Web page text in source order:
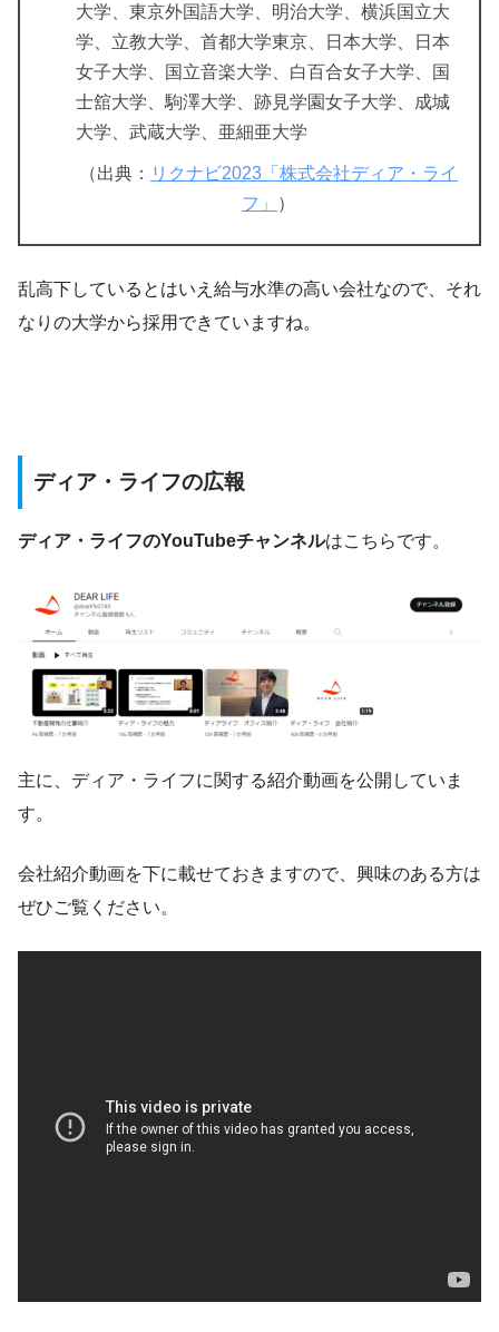
大学、東京外国語大学、明治大学、横浜国立大
学、立教大学、首都大学東京、日本大学、日本
女子大学、国立音楽大学、白百合女子大学、国
士舘大学、駒澤大学、跡見学園女子大学、成城
大学、武蔵大学、亜細亜大学
（出典： リクナビ2023「株式会社ディア・ライ
フ」
）
乱高下しているとはいえ給与水準の高い会社なので、それ
なりの大学から採用できていますね。
ディア・ライフの広報
ディア・ライフのYouTubeチャンネルはこちらです。
主に、ディア・ライフに関する紹介動画を公開していま
す。
会社紹介動画を下に載せておきますので、興味のある方は
ぜひご覧ください。